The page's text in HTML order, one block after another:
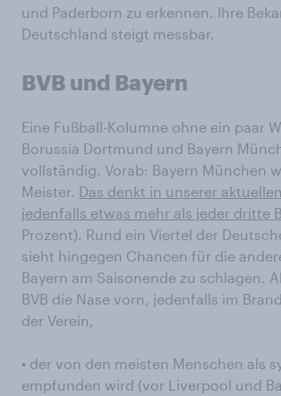
und Paderborn zu erkennen. Ihre
Deutschland steigt messbar.
BVB und Bayern
Eine Fußball-Kolumne ohne ein paar
Borussia Dortmund und Bayern
vollständig. Vorab: Bayern München
Meister. Das denkt in unserer
jedenfalls etwas mehr als jeder dritte
Prozent). Rund ein Viertel der
sieht hingegen Chancen für die
Bayern am Saisonende zu schlagen.
BVB die Nase vorn, jedenfalls im
der Verein,
• der von den meisten Menschen als
empfunden wird (vor Liverpool und